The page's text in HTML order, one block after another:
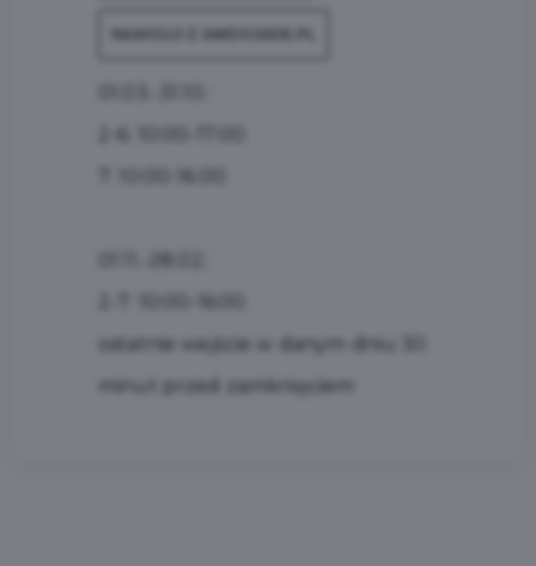
ostatnie wejście w danym dniu 30
minut przed zamknięciem